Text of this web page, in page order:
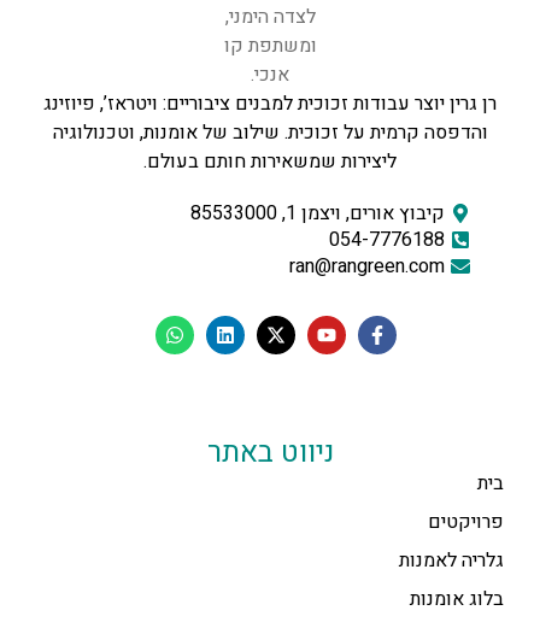
רן גרין יוצר עבודות זכוכית למבנים ציבוריים: ויטראז’, פיוזינג
והדפסה קרמית על זכוכית. שילוב של אומנות, וטכנולוגיה
ליצירות שמשאירות חותם בעולם.
קיבוץ אורים, ויצמן 1, 85533000
054-7776188
ran@rangreen.com
ניווט באתר
בית
פרויקטים
גלריה לאמנות
בלוג אומנות